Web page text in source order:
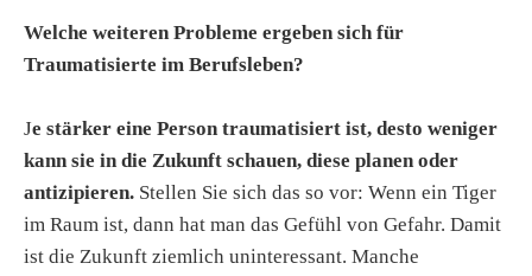
Welche weiteren Probleme ergeben sich für
Traumatisierte im Berufsleben?
Je stärker eine Person traumatisiert ist, desto weniger
kann sie in die Zukunft schauen, diese planen oder
antizipieren. Stellen Sie sich das so vor: Wenn ein Tiger
im Raum ist, dann hat man das Gefühl von Gefahr. Damit
ist die Zukunft ziemlich uninteressant. Manche